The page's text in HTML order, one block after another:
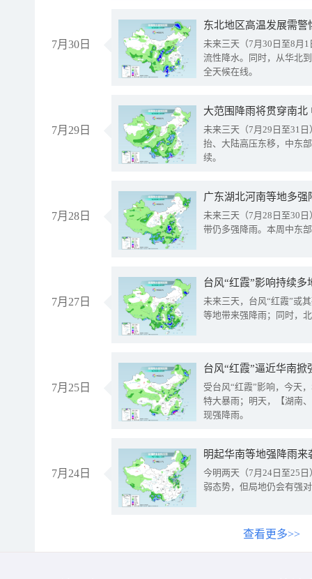
7月30日
东北地区高温发展需
未来三天（7月30日至8月
流性降水。同时，从华北
全天候在线。
7月29日
大范围降雨将贯穿南
未来三天（7月29日至31
抬、大陆高压东移，中东
续。
7月28日
广东湖北河南等地多
未来三天（7月28日至30
带仍多强降雨。本周中东
7月27日
台风“红霞”影响持续
未来三天，台风“红霞”或
等地带来强降雨；同时，
7月25日
台风“红霞”逼近华南
受台风“红霞”影响，今天
特大暴雨；明天，【湖南
现强降雨。
7月24日
明起华南等地强降雨
今明两天（7月24日至25
弱态势，但局地仍会有强
查看更多>>